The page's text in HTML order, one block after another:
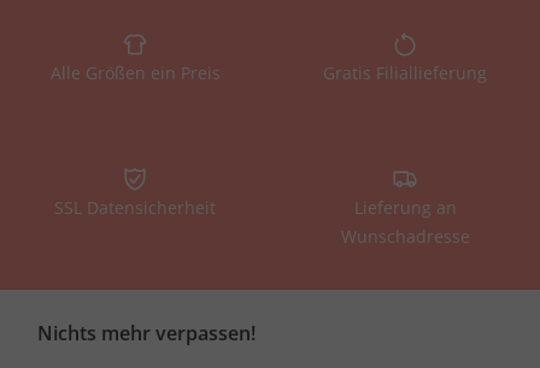
Alle Größen ein Preis Gratis Filiallieferung
SSL Datensicherheit
Lieferung an
Wunschadresse
Nichts mehr verpassen!